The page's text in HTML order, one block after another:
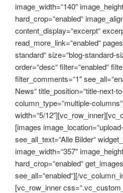
image_width=“140″
hard_crop=“enabled“
content_display=“excerpt“
read_more_link=“enabled“
standard“ size=“blog-standard-
order=“desc“ filter=“enabled“
filter_comments=“1″
News“ title_position=“title-next-
column_type=“multiple-
width=“5/
[images
see_all_text=“Alle Bilder“
image_width=“357″
hard_crop=“enabled“
see_all=“enabled“][/
[vc_row_inner